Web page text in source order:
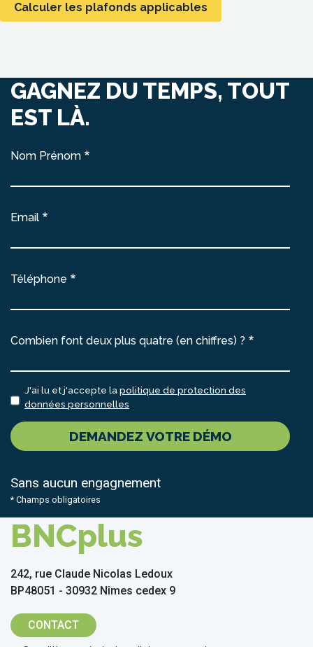
Calculer les plafonds applicables
GAGNEZ DU TEMPS, TOUT
EST LÀ.
Nom Prénom
Email
Téléphone
Combien font deux plus quatre (en chiffres) ?
J'ai lu et j'accepte la politique de protection des
données personnelles
DEMANDEZ VOTRE DÉMO
Sans aucun engagnement
* Champs obligatoires
BNCplus
242, rue Claude Nicolas Ledoux
BP48051 - 30932 Nîmes cedex 9
CONTACT